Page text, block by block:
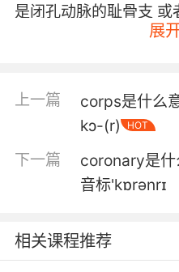
是闭孔动脉的耻骨支 或
这些是磁感线 它们组成
从月华高中毕业 平均绩
atmosphere you'll
able to see the
展
上一篇
corps是什么
kɔ-(r)
HOT
下一篇
coronary是什
音标'kɒrənrɪ
相关课程推荐